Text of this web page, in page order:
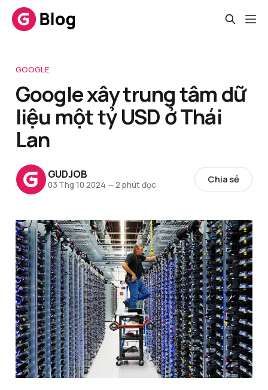
GOOGLE
Google xây trung tâm dữ
liệu một tỷ USD ở Thái
Lan
GUDJOB
03 Thg 10 2024 —2 phút đọc Chia sẻ